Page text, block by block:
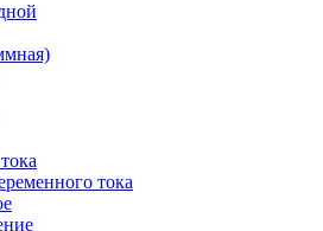
тока